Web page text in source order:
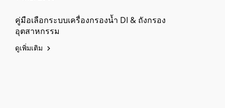
คู่มือเลือกระบบเครื่องกรองน้ำ DI & ถังกรอง
อุตสาหกรรม
ดูเพิ่มเติม